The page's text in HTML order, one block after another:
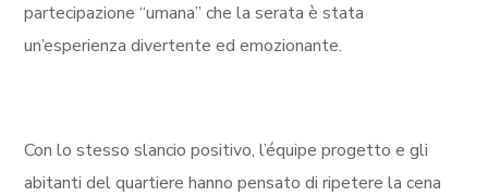
partecipazione “umana” che la serata è stata
un’esperienza divertente ed emozionante.
Con lo stesso slancio positivo, l’équipe progetto e gli
abitanti del quartiere hanno pensato di ripetere la cena